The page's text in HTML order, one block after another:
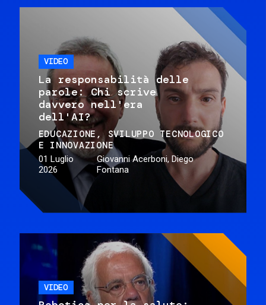
VIDEO
La responsabilità delle
parole: Chi scrive
davvero nell'era
dell'AI?
EDUCAZIONE
SVILUPPO TECNOLOGICO
E INNOVAZIONE
01 Luglio
2026
Giovanni Acerboni, Diego
Fontana
VIDEO